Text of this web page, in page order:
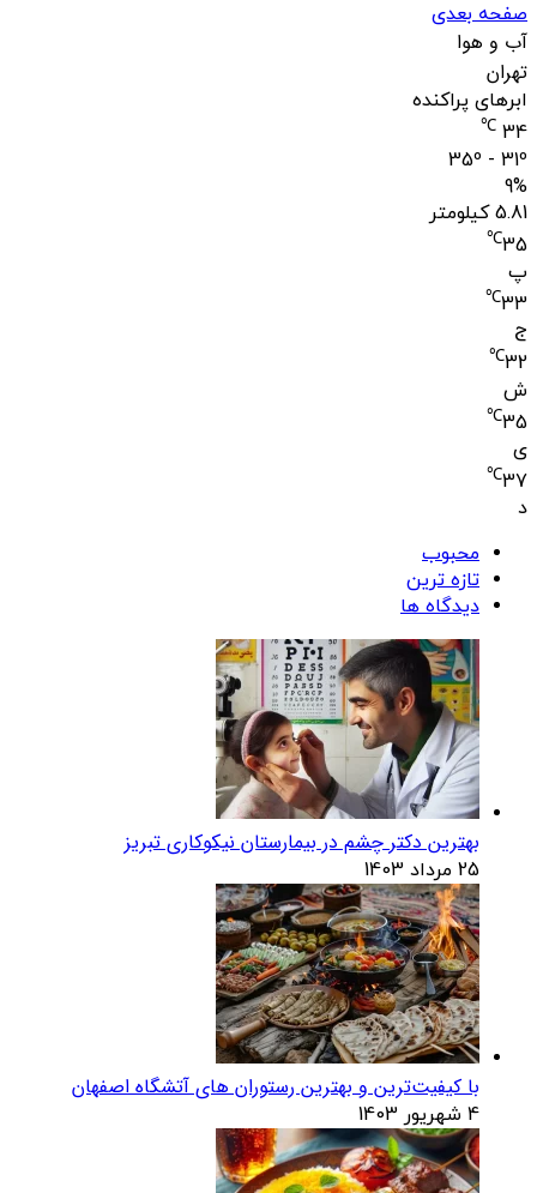
صفحه بعدی
آب و هوا
تهران
ابرهای پراکنده
34
℃
35º - 31º
9%
5.81 کیلومتر
35
℃
پ
33
℃
ج
32
℃
ش
35
℃
ی
37
℃
د
محبوب
تازه ترین
دیدگاه ها
بهترین دکتر چشم در بیمارستان نیکوکاری تبریز
25 مرداد 1403
با کیفیت‌ترین و بهترین رستوران های آتشگاه اصفهان
4 شهریور 1403